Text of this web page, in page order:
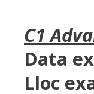
C1
Data
Lloc